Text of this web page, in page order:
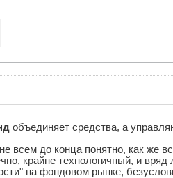
объединяет средства, а
всем до конца понятно, как же
крайне технологичный, и
на фондовом рынке,